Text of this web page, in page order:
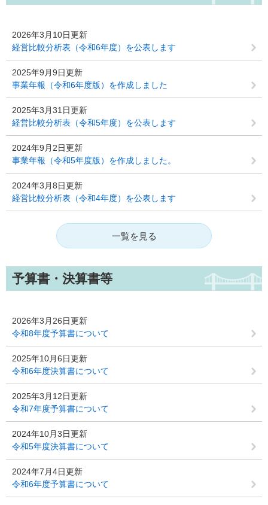
2026年3月10日更新
経営比較分析表（令和6年度）を公表します
2025年9月9日更新
事業年報（令和6年度版）を作成しました
2025年3月31日更新
経営比較分析表（令和5年度）を公表します
2024年9月2日更新
事業年報（令和5年度版）を作成しました。
2024年3月8日更新
経営比較分析表（令和4年度）を公表します
一覧を見る
予算書・決算書等
2026年3月26日更新
令和8年度予算書について
2025年10月6日更新
令和6年度決算書について
2025年3月12日更新
令和7年度予算書について
2024年10月3日更新
令和5年度決算書について
2024年7月4日更新
令和6年度予算書について